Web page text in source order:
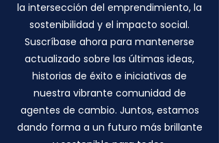
la intersección del emprendimiento, la
sostenibilidad y el impacto social.
Suscríbase ahora para mantenerse
actualizado sobre las últimas ideas,
historias de éxito e iniciativas de
nuestra vibrante comunidad de
agentes de cambio. Juntos, estamos
dando forma a un futuro más brillante